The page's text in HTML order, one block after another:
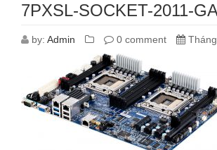
7PXSL-SOCKET-2011-
by: Admin 0 comment